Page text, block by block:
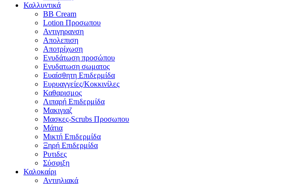
Καλλυντικά
BB Cream
Lotion Προσωπου
Αντιγηρανση
Απολεπιση
Αποτρίχωση
Ενυδάτωση προσώπου
Ενυδατωση σωματος
Ευαίσθητη Επιδερμίδα
Ευρυαγγείες/Κοκκινίλες
Καθαρισμος
Λιπαρή Επιδερμίδα
Μακιγιαζ
Μασκες-Scrubs Προσωπου
Μάτια
Μικτή Επιδερμίδα
Ξηρή Επιδερμίδα
Ρυτιδες
Σύσφιξη
Καλοκαίρι
Αντιηλιακά